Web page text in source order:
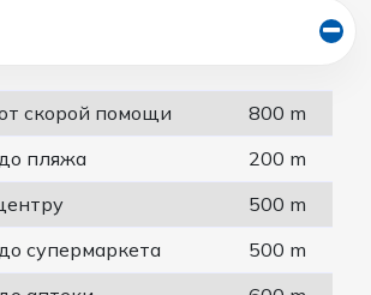
скорой помощи
800 m
пляжа
200 m
500 m
супермаркета
500 m